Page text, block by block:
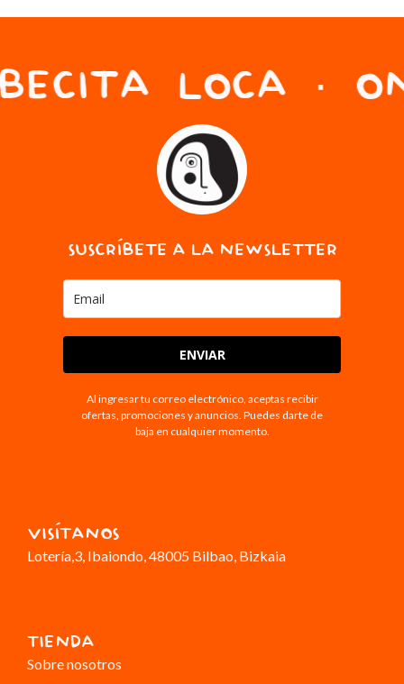
LOCA ·
SUSCRÍBETE A LA NEWSLETTER
ENVIAR
Al ingresar tu correo electrónico, aceptas recibir
ofertas, promociones y anuncios. Puedes darte de
baja en cualquier momento.
VISÍTANOS
Lotería,3 , Ibaiondo, 48005 Bilbao, Bizkaia
TIENDA
Sobre nosotros